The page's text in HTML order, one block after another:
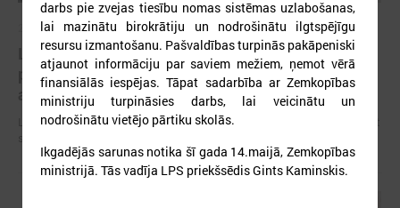
2026. gada 09. jūlijs
LPS: apreibinošu vielu ietekmē esošu bērnu
profilakses iestādi nedrīkst slēgt bez droša
alternatīva risinājuma
LPS: apreibinošu vielu ietekmē esošu bērnu profilakses iestādi nedrīkst
darbs pie zvejas tiesību nomas sistēmas uzlabošanas,
lai mazinātu birokrātiju un nodrošinātu ilgtspējīgu
resursu izmantošanu. Pašvaldības turpinās pakāpeniski
atjaunot informāciju par saviem mežiem, ņemot vērā
finansiālās iespējas. Tāpat sadarbība ar Zemkopības
ministriju turpināsies darbs, lai veicinātu un
nodrošinātu vietējo pārtiku skolās.
Ikgadējās sarunas notika šī gada 14.maijā, Zemkopības
ministrijā. Tās vadīja LPS priekšsēdis Gints Kaminskis.